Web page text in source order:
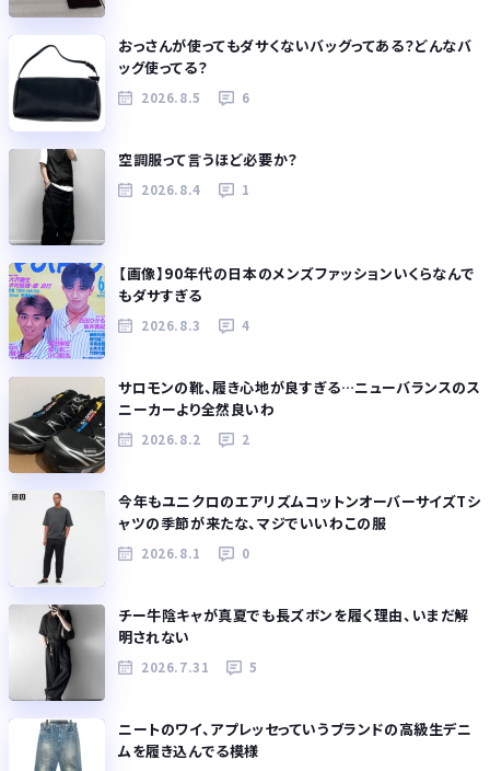
おっさんが使ってもダサくないバッグってある？どんなバ
ッグ使ってる？
2026.8.5 6
空調服って言うほど必要か？
2026.8.4 1
【画像】90年代の日本のメンズファッションいくらなんで
もダサすぎる
2026.8.3 4
サロモンの靴、履き心地が良すぎる…ニューバランスのス
ニーカーより全然良いわ
2026.8.2 2
今年もユニクロのエアリズムコットンオーバーサイズTシ
ャツの季節が来たな、マジでいいわこの服
2026.8.1 0
チー牛陰キャが真夏でも長ズボンを履く理由、いまだ解
明されない
2026.7.31 5
ニートのワイ、アプレッセっていうブランドの高級生デニ
ムを履き込んでる模様